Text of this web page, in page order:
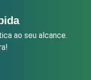
ao seu alcance.